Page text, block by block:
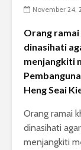
November 24,
Orang
dinasihati
menjangkiti
Heng Seai
Orang ramai
dinasihati
menjangkiti